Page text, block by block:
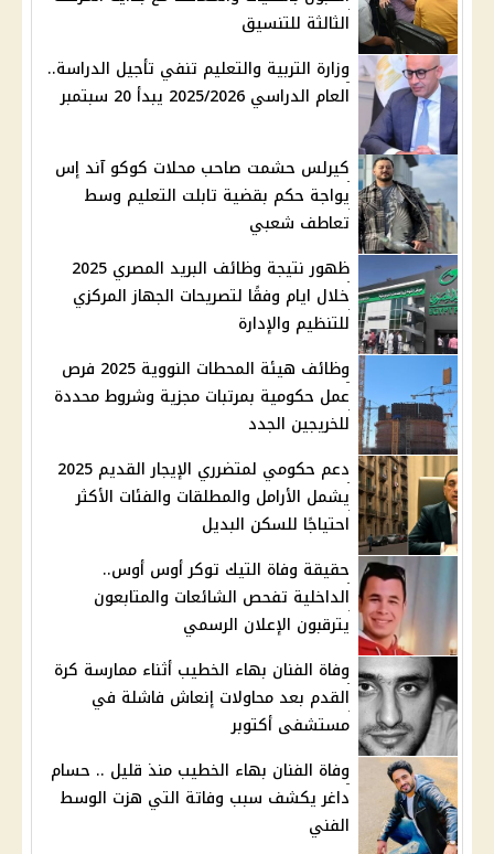
الثالثة للتنسيق
وزارة التربية والتعليم تنفي تأجيل الدراسة..
العام الدراسي 2025/2026 يبدأ 20 سبتمبر
كيرلس حشمت صاحب محلات كوكو آند إس
يواجة حكم بقضية تابلت التعليم وسط
تعاطف شعبي
ظهور نتيجة وظائف البريد المصري 2025
خلال ايام وفقًا لتصريحات الجهاز المركزي
للتنظيم والإدارة
وظائف هيئة المحطات النووية 2025 فرص
عمل حكومية بمرتبات مجزية وشروط محددة
للخريجين الجدد
دعم حكومي لمتضرري الإيجار القديم 2025
يشمل الأرامل والمطلقات والفئات الأكثر
احتياجًا للسكن البديل
حقيقة وفاة التيك توكر أوس أوس..
الداخلية تفحص الشائعات والمتابعون
يترقبون الإعلان الرسمي
وفاة الفنان بهاء الخطيب أثناء ممارسة كرة
القدم بعد محاولات إنعاش فاشلة في
مستشفى أكتوبر
وفاة الفنان بهاء الخطيب منذ قليل .. حسام
داغر يكشف سبب وفاتة التي هزت الوسط
الفني